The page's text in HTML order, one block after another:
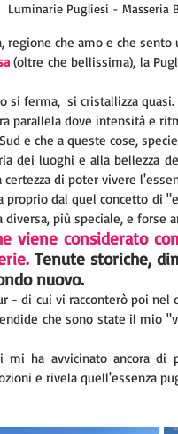
Luminarie Pugliesi - Masseria
che amo e che sento
(oltre che bellissima), la
si ferma,  si cristallizza quasi.
parallela dove intensità e
e che a queste cose,
dei luoghi e alla bellezza
di poter vivere
proprio dal quel concetto di
più speciale, e forse
viene considerato
Tenute storiche,
nuovo.
- di cui vi racconterò poi
che sono state il mio
mi ha avvicinato ancora di
e rivela quell'essenza